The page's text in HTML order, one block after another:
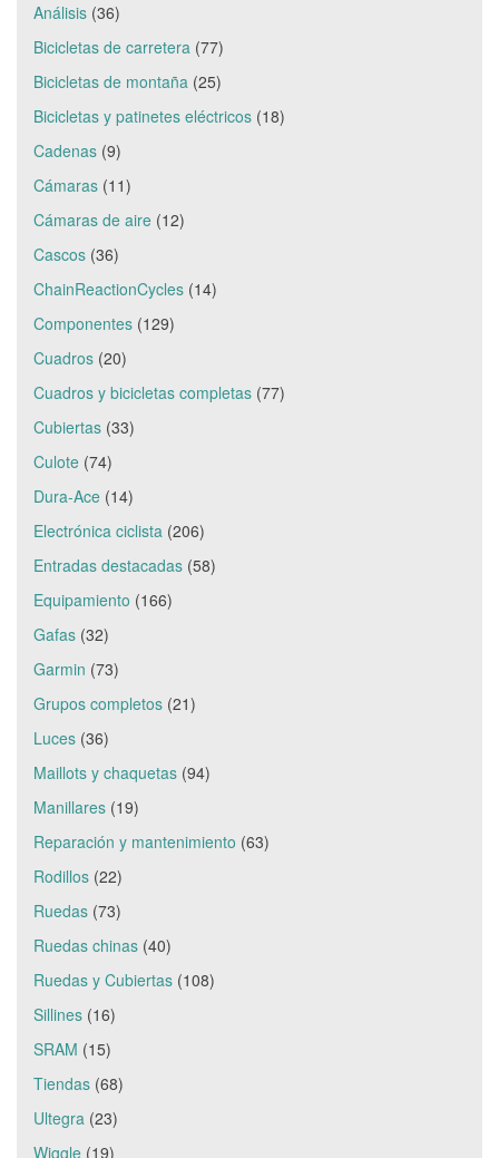
Análisis (36)
Bicicletas de carretera (77)
Bicicletas de montaña (25)
Bicicletas y patinetes eléctricos (18)
Cadenas (9)
Cámaras (11)
Cámaras de aire (12)
Cascos (36)
ChainReactionCycles (14)
Componentes (129)
Cuadros (20)
Cuadros y bicicletas completas (77)
Cubiertas (33)
Culote (74)
Dura-Ace (14)
Electrónica ciclista (206)
Entradas destacadas (58)
Equipamiento (166)
Gafas (32)
Garmin (73)
Grupos completos (21)
Luces (36)
Maillots y chaquetas (94)
Manillares (19)
Reparación y mantenimiento (63)
Rodillos (22)
Ruedas (73)
Ruedas chinas (40)
Ruedas y Cubiertas (108)
Sillines (16)
SRAM (15)
Tiendas (68)
Ultegra (23)
Wiggle (19)